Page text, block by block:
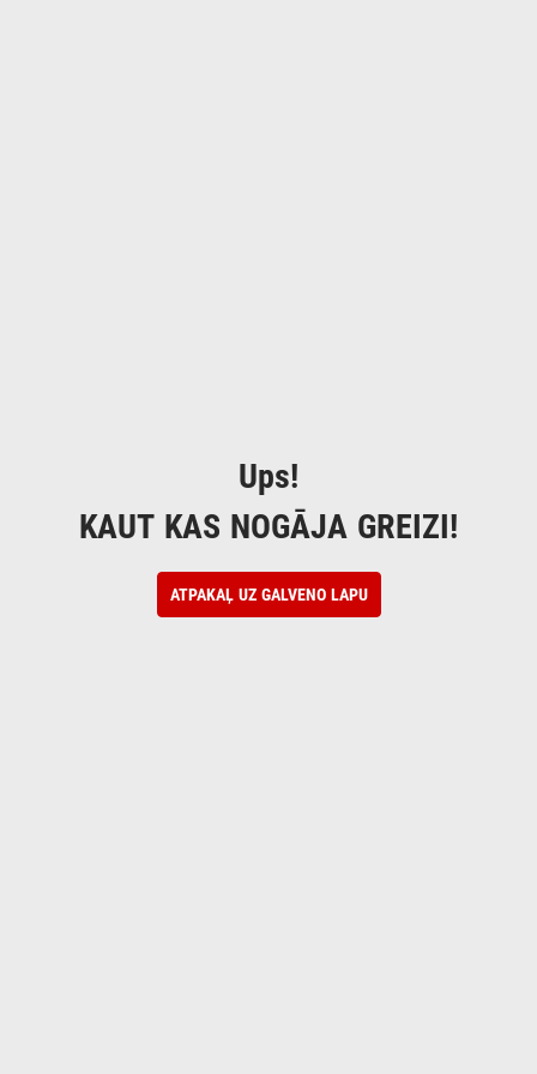
Ups!
KAUT KAS NOGĀJA GREIZI!
ATPAKAĻ UZ GALVENO LAPU